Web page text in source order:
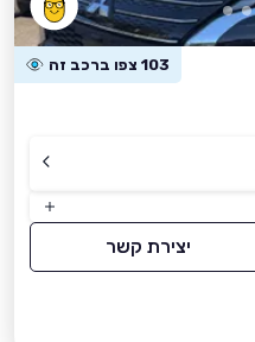
103 צפו ברכב זה
יצירת קשר